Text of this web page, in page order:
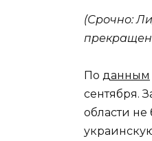
(Срочно:
По данным
сентября.
области